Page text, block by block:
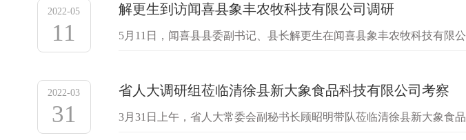
2022-05
11
解更生到访闻喜县象丰农牧科技有限公司调研
5月11日，闻喜县县委副书记、县长解更生在闻喜县象丰农牧科技有限
2022-03
31
省人大调研组莅临清徐县新大象食品科技有限公司考察
3月31日上午，省人大常委会副秘书长顾昭明带队莅临清徐县新大象食